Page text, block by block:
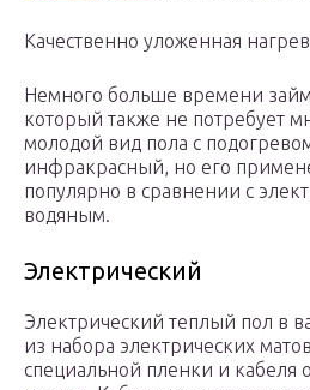
Качественно уложенная
Немного больше времени
который также не потребует
молодой вид пола с
инфракрасный, но его
популярно в сравнении с
водяным.
Электрический
Электрический теплый пол в
из набора электрических
специальной пленки и кабеля